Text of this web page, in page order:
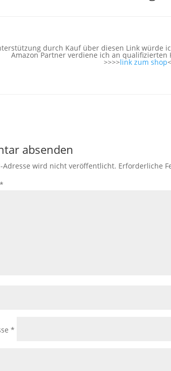
durch Kauf über diesen Link würde
Amazon Partner verdiene ich an qualifizierten
>>>>link zum shop
absenden
Adresse wird nicht veröffentlicht. Erforderliche
*
*